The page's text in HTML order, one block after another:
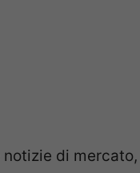
di mercato,